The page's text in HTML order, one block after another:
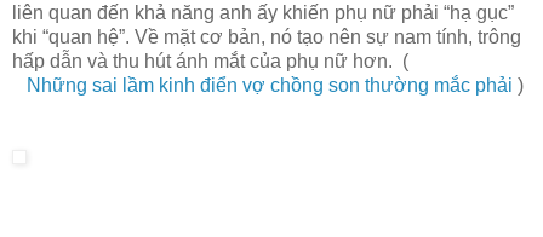
liên quan đến khả năng anh ấy khiến phụ nữ phải “hạ gục”
khi “quan hệ”. Về mặt cơ bản, nó tạo nên sự nam tính, trông
hấp dẫn và thu hút ánh mắt của phụ nữ hơn. (
Những sai lầm kinh điển vợ chồng son thường mắc phải )